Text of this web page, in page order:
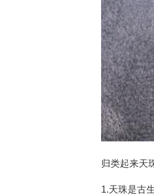
归类起来天
1.天珠是古